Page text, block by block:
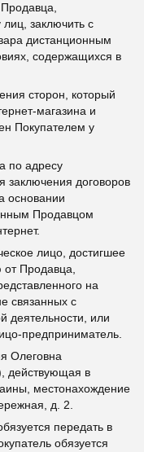
заключить с
дистанционным
содержащихся в
сторон, который
магазина и
Покупателем у
по адресу
заключения договоров
основании
Продавцом
лицо, достигшее
Продавца,
на
связанных с
деятельности, или
предприниматель.
Олеговна
действующая в
местонахождение
д. 2.
передать в
обязуется